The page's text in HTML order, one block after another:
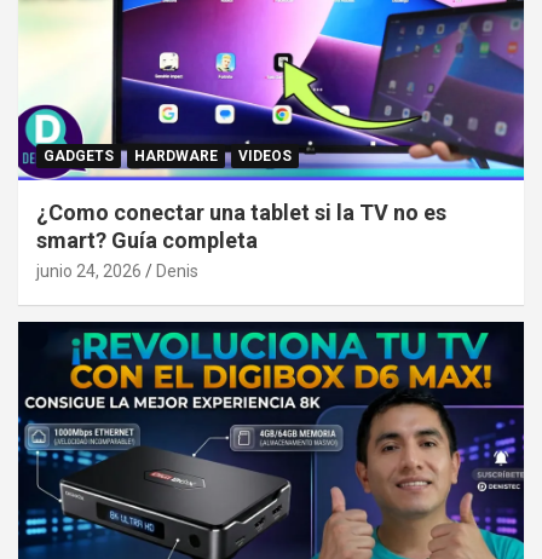
GADGETS HARDWARE VIDEOS
¿Como conectar una tablet si la TV no es
smart? Guía completa
junio 24, 2026 Denis